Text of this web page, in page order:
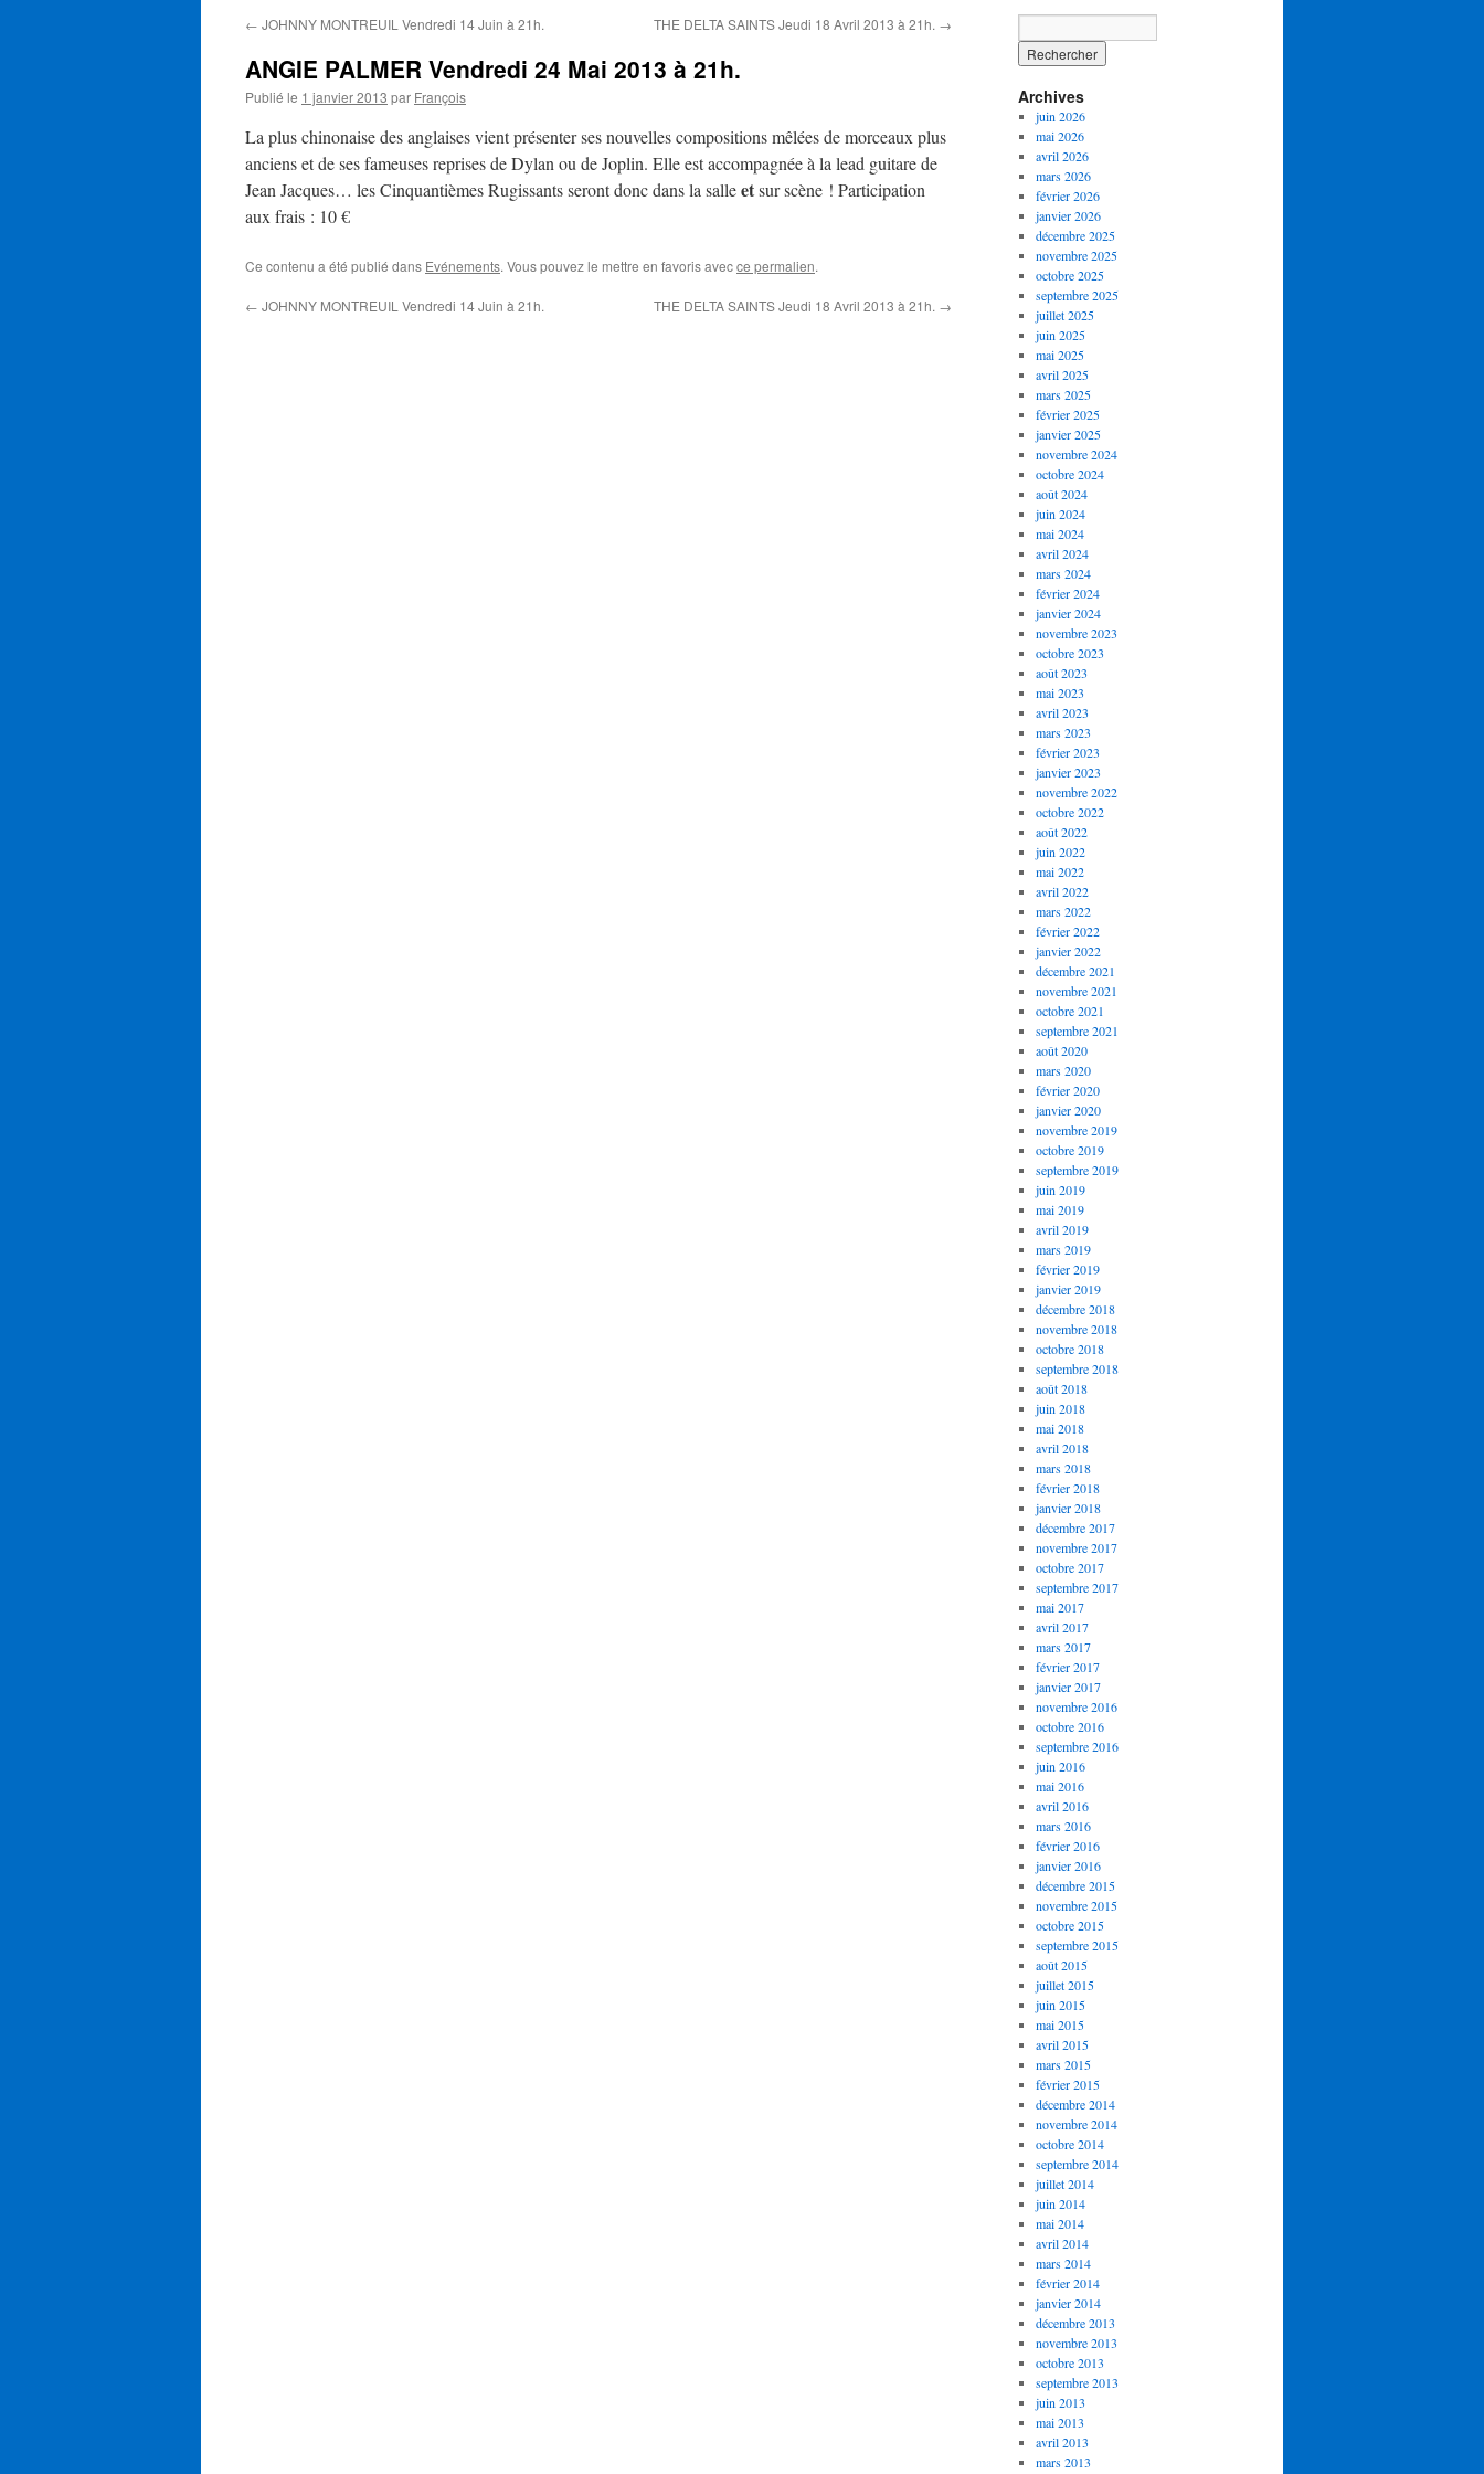
← JOHNNY MONTREUIL Vendredi 14 Juin à 21h. THE DELTA SAINTS Jeudi 18 Avril 2013 à 21h. →
ANGIE PALMER Vendredi 24 Mai 2013 à 21h.
Publié le 1 janvier 2013 par François
La plus chinonaise des anglaises vient présenter ses nouvelles compositions mêlées de morceaux plus
anciens et de ses fameuses reprises de Dylan ou de Joplin. Elle est accompagnée à la lead guitare de
Jean Jacques… les Cinquantièmes Rugissants seront donc dans la salleetsur scène ! Participation
aux frais : 10 €
Ce contenu a été publié dans Evénements. Vous pouvez le mettre en favoris avecce permalien.
← JOHNNY MONTREUIL Vendredi 14 Juin à 21h. THE DELTA SAINTS Jeudi 18 Avril 2013 à 21h. →
Archives
juin 2026
mai 2026
avril 2026
mars 2026
février 2026
janvier 2026
décembre 2025
novembre 2025
octobre 2025
septembre 2025
juillet 2025
juin 2025
mai 2025
avril 2025
mars 2025
février 2025
janvier 2025
novembre 2024
octobre 2024
août 2024
juin 2024
mai 2024
avril 2024
mars 2024
février 2024
janvier 2024
novembre 2023
octobre 2023
août 2023
mai 2023
avril 2023
mars 2023
février 2023
janvier 2023
novembre 2022
octobre 2022
août 2022
juin 2022
mai 2022
avril 2022
mars 2022
février 2022
janvier 2022
décembre 2021
novembre 2021
octobre 2021
septembre 2021
août 2020
mars 2020
février 2020
janvier 2020
novembre 2019
octobre 2019
septembre 2019
juin 2019
mai 2019
avril 2019
mars 2019
février 2019
janvier 2019
décembre 2018
novembre 2018
octobre 2018
septembre 2018
août 2018
juin 2018
mai 2018
avril 2018
mars 2018
février 2018
janvier 2018
décembre 2017
novembre 2017
octobre 2017
septembre 2017
mai 2017
avril 2017
mars 2017
février 2017
janvier 2017
novembre 2016
octobre 2016
septembre 2016
juin 2016
mai 2016
avril 2016
mars 2016
février 2016
janvier 2016
décembre 2015
novembre 2015
octobre 2015
septembre 2015
août 2015
juillet 2015
juin 2015
mai 2015
avril 2015
mars 2015
février 2015
décembre 2014
novembre 2014
octobre 2014
septembre 2014
juillet 2014
juin 2014
mai 2014
avril 2014
mars 2014
février 2014
janvier 2014
décembre 2013
novembre 2013
octobre 2013
septembre 2013
juin 2013
mai 2013
avril 2013
mars 2013